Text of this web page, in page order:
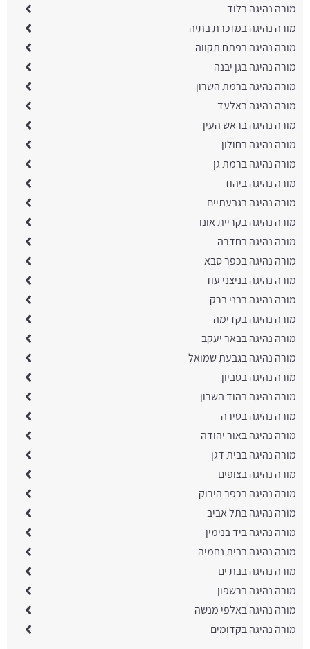
מורה נהיגה בלוד
מורה נהיגה במזכרת בתיה
מורה נהיגה בפתח תקווה
מורה נהיגה בגן יבנה
מורה נהיגה ברמת השרון
מורה נהיגה באלעד
מורה נהיגה בראש העין
מורה נהיגה בחולון
מורה נהיגה ברמת גן
מורה נהיגה ביהוד
מורה נהיגה בגבעתיים
מורה נהיגה בקריית אונו
מורה נהיגה בחדרה
מורה נהיגה בכפר סבא
מורה נהיגה בניצני עוז
מורה נהיגה בבני ברק
מורה נהיגה בקדימה
מורה נהיגה בבאר יעקב
מורה נהיגה בגבעת שמואל
מורה נהיגה בסביון
מורה נהיגה בהוד השרון
מורה נהיגה בטירה
מורה נהיגה באור יהודה
מורה נהיגה בבית דגן
מורה נהיגה בצופים
מורה נהיגה בכפר הירוק
מורה נהיגה בתל אביב
מורה נהיגה ביד בנימין
מורה נהיגה בבית נחמיה
מורה נהיגה בבת ים
מורה נהיגה ברשפון
מורה נהיגה באלפי מנשה
מורה נהיגה בקדומים